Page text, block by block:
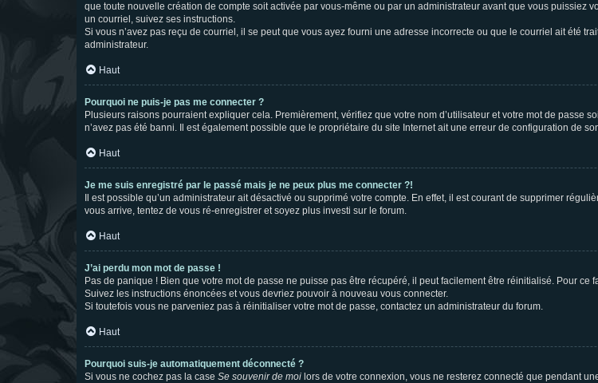
que toute nouvelle création de compte soit activée par vous-même ou par un administrateur avant que vous puissiez
un courriel, suivez ses instructions.
Si vous n’avez pas reçu de courriel, il se peut que vous ayez fourni une adresse incorrecte ou que le courriel ait été
administrateur.
Haut
Pourquoi ne puis-je pas me connecter ?
Plusieurs raisons pourraient expliquer cela. Premièrement, vérifiez que votre nom d’utilisateur et votre mot de passe
n’avez pas été banni. Il est également possible que le propriétaire du site Internet ait une erreur de configuration de
Haut
Je me suis enregistré par le passé mais je ne peux plus me connecter ?!
Il est possible qu’un administrateur ait désactivé ou supprimé votre compte. En effet, il est courant de supprimer
vous arrive, tentez de vous ré-enregistrer et soyez plus investi sur le forum.
Haut
J’ai perdu mon mot de passe !
Pas de panique ! Bien que votre mot de passe ne puisse pas être récupéré, il peut facilement être réinitialisé. Pour
Suivez les instructions énoncées et vous devriez pouvoir à nouveau vous connecter.
Si toutefois vous ne parveniez pas à réinitialiser votre mot de passe, contactez un administrateur du forum.
Haut
Pourquoi suis-je automatiquement déconnecté ?
Si vous ne cochez pas la case Se souvenir de moi lors de votre connexion, vous ne resterez connecté que pendant